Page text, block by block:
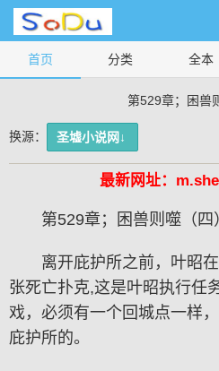
首页 分类 全本
第529章；困兽
换源： 圣墟小说网↓
最新网址：
第529章；困兽则噬（四
离开庇护所之前，叶昭
张死亡扑克,这是叶昭执行任
戏，必须有一个回城点一样
庇护所的。